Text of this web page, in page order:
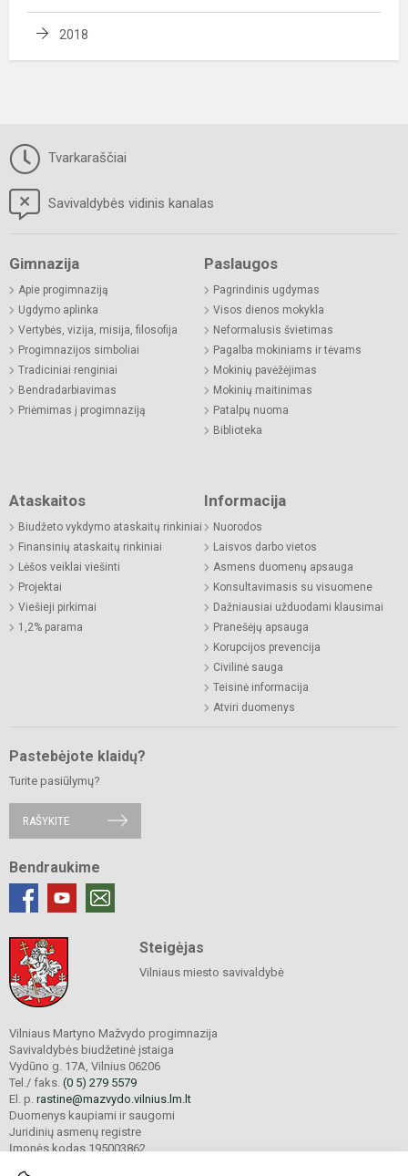
2018
Tvarkaraščiai
Savivaldybės vidinis kanalas
Gimnazija
Apie progimnaziją
Ugdymo aplinka
Vertybės, vizija, misija, filosofija
Progimnazijos simboliai
Tradiciniai renginiai
Bendradarbiavimas
Priėmimas į progimnaziją
Paslaugos
Pagrindinis ugdymas
Visos dienos mokykla
Neformalusis švietimas
Pagalba mokiniams ir tėvams
Mokinių pavėžėjimas
Mokinių maitinimas
Patalpų nuoma
Biblioteka
Ataskaitos
Biudžeto vykdymo ataskaitų rinkiniai
Finansinių ataskaitų rinkiniai
Lėšos veiklai viešinti
Projektai
Viešieji pirkimai
1,2% parama
Informacija
Nuorodos
Laisvos darbo vietos
Asmens duomenų apsauga
Konsultavimasis su visuomene
Dažniausiai užduodami klausimai
Pranešėjų apsauga
Korupcijos prevencija
Civilinė sauga
Teisinė informacija
Atviri duomenys
Pastebėjote klaidų?
Turite pasiūlymų?
RAŠYKITE
Bendraukime
Steigėjas
Vilniaus miesto savivaldybė
Vilniaus Martyno Mažvydo progimnazija
Savivaldybės biudžetinė įstaiga
Vydūno g. 17A, Vilnius 06206
Tel./ faks. (0 5) 279 5579
El. p. rastine@mazvydo.vilnius.lm.lt
Duomenys kaupiami ir saugomi
Juridinių asmenų registre
Įmonės kodas 195003862